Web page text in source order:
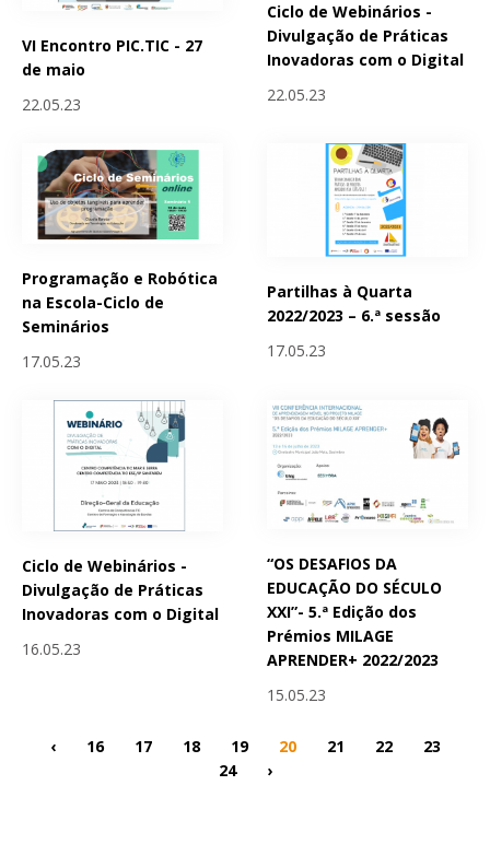
VI Encontro PIC.TIC - 27
de maio
22.05.23
Ciclo de Webinários -
Divulgação de Práticas
Inovadoras com o Digital
22.05.23
Programação e Robótica
na Escola-Ciclo de
Seminários
17.05.23
Partilhas à Quarta
2022/2023 – 6.ª sessão
17.05.23
Ciclo de Webinários -
Divulgação de Práticas
Inovadoras com o Digital
16.05.23
“OS DESAFIOS DA
EDUCAÇÃO DO SÉCULO
XXI”- 5.ª Edição dos
Prémios MILAGE
APRENDER+ 2022/2023
15.05.23
‹ 16 17 18 19 20 21 22
23
24
›